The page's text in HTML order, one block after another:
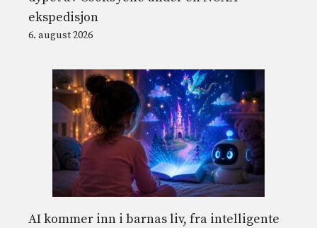
ekspedisjon
6. august 2026
AI kommer inn i barnas liv, fra intelligente